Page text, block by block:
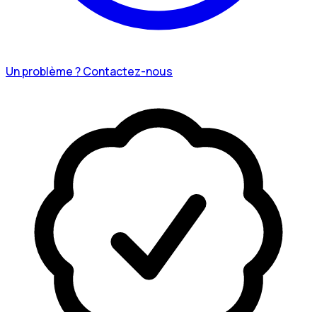
Un problème ? Contactez-nous